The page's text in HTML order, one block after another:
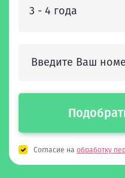
3 - 4 года
Согласие на обработку